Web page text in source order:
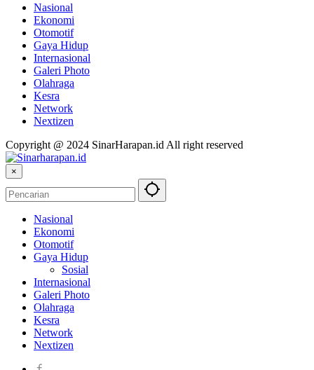
Nasional
Ekonomi
Otomotif
Gaya Hidup
Internasional
Galeri Photo
Olahraga
Kesra
Network
Nextizen
Copyright @ 2024 SinarHarapan.id All right reserved
×
Nasional
Ekonomi
Otomotif
Gaya Hidup
Sosial
Internasional
Galeri Photo
Olahraga
Kesra
Network
Nextizen